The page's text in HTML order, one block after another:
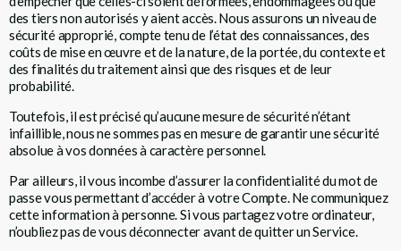
des tiers non autorisés y aient accès. Nous assurons un niveau de
sécurité approprié, compte tenu de l’état des connaissances, des
coûts de mise en œuvre et de la nature, de la portée, du contexte et
des finalités du traitement ainsi que des risques et de leur
probabilité.
Toutefois, il est précisé qu’aucune mesure de sécurité n’étant
infaillible, nous ne sommes pas en mesure de garantir une sécurité
absolue à vos données à caractère personnel.
Par ailleurs, il vous incombe d’assurer la confidentialité du mot de
passe vous permettant d’accéder à votre Compte. Ne communiquez
cette information à personne. Si vous partagez votre ordinateur,
n’oubliez pas de vous déconnecter avant de quitter un Service.